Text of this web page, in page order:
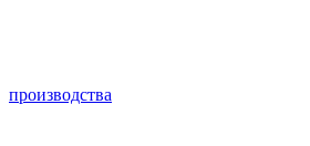
производства